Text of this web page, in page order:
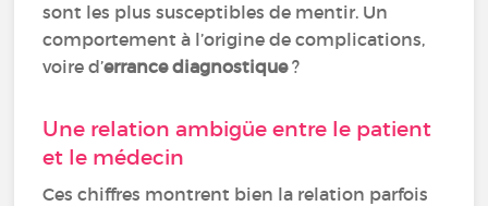
sont les plus susceptibles de mentir. Un
comportement à l’origine de complications,
voire d’errance diagnostique?
Une relation ambigüe entre le patient
et le médecin
Ces chiffres montrent bien la relation parfois